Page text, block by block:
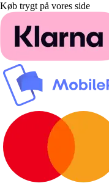
Køb trygt på vores side